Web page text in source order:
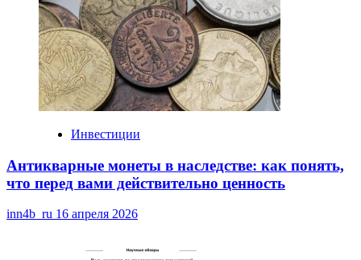
Инвестиции
Антикварные монеты в наследстве: как понять,
что перед вами действительно ценность
inn4b_ru 16 апреля 2026